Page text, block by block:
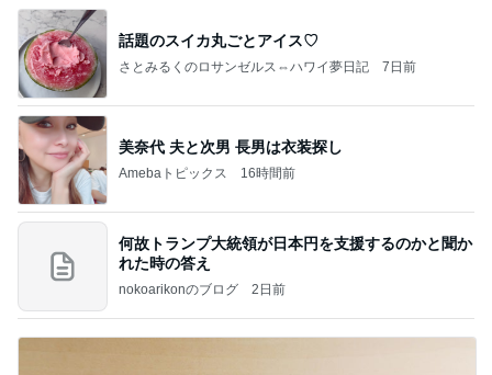
話題のスイカ丸ごとアイス♡
さとみるくのロサンゼルス⇔ハワイ夢日記 7日前
美奈代 夫と次男 長男は衣装探し
Amebaトピックス 16時間前
何故トランプ大統領が日本円を支援するのかと聞か
れた時の答え
nokoarikonのブログ 2日前